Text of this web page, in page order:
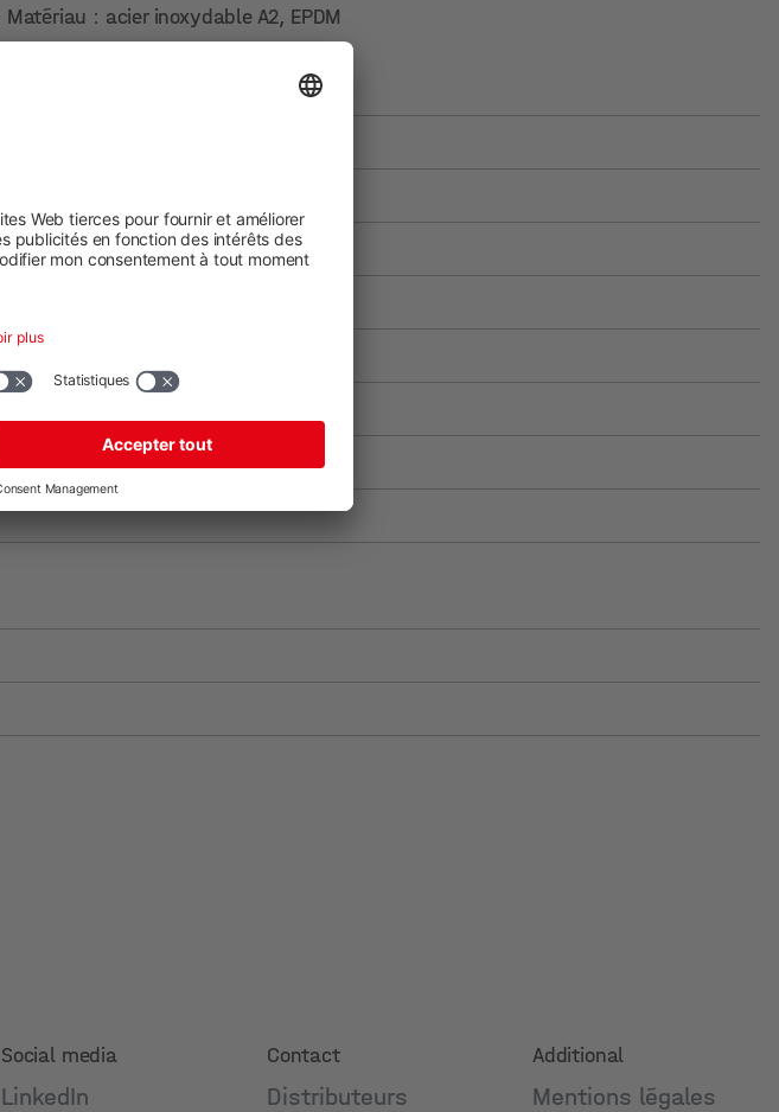
: acier inoxydable A2, EPDM
Social media
LinkedIn
Contact
Distributeurs
Additional
Mentions légales